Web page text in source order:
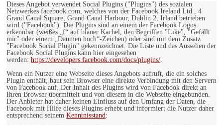
Dieses Angebot verwendet Social Plugins ("Plugins") des sozialen
Netzwerkes facebook.com, welches von der Facebook Ireland Ltd., 4
Grand Canal Square, Grand Canal Harbour, Dublin 2, Irland betrieben
wird ("Facebook"). Die Plugins sind an einem der Facebook Logos
erkennbar (weißes „f“ auf blauer Kachel, den Begriffen "Like", "Gefällt
mir" oder einem „Daumen hoch“-Zeichen) oder sind mit dem Zusatz
"Facebook Social Plugin" gekennzeichnet. Die Liste und das Aussehen der
Facebook Social Plugins kann hier eingesehen
werden: https://developers.facebook.com/docs/plugins/.
Wenn ein Nutzer eine Webseite dieses Angebots aufruft, die ein solches
Plugin enthält, baut sein Browser eine direkte Verbindung mit den Servern
von Facebook auf. Der Inhalt des Plugins wird von Facebook direkt an
Ihren Browser übermittelt und von diesem in die Webseite eingebunden.
Der Anbieter hat daher keinen Einfluss auf den Umfang der Daten, die
Facebook mit Hilfe dieses Plugins erhebt und informiert die Nutzer daher
entsprechend seinem Kenntnisstand: